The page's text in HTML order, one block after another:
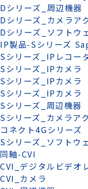
Dシリーズ_周辺機器
Dシリーズ_カメラア
Dシリーズ_ソフトウ
IP製品-Sシリーズ
Sシリーズ_IPレコー
Sシリーズ_IPカメラ
Sシリーズ_IPカメラ
Sシリーズ_IPカメラ
Sシリーズ_周辺機器
Sシリーズ_カメラア
コネクト4Gシリーズ
Sシリーズ_ソフトウ
同軸-CVI
CVI_デジタルビデオ
CVI_カメラ